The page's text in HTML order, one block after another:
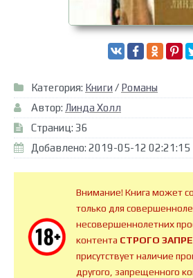
Категория: Книги / Романы
Автор: Линда Холл
Страниц: 36
Добавлено: 2019-05-12 02:21:15
Внимание! Книга может
только для
несовершеннолетних
контента СТРОГО
присутствует наличие
другого, запрещенного